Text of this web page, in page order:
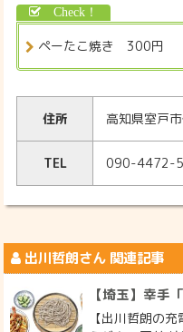
ペーたこ焼き 300円
住所 高知県室戸
TEL 090-4472-
出川哲朗さん 関連記事
【埼玉】幸手
【出川哲朗の